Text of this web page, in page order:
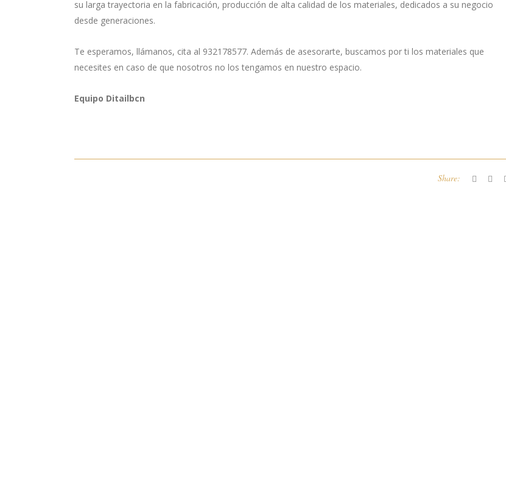
su larga trayectoria en la fabricación, producción de alta calidad de los materiales, dedicados a su negocio
desde generaciones.
Te esperamos, llámanos, cita al 932178577. Además de asesorarte, buscamos por ti los materiales que
necesites en caso de que nosotros no los tengamos en nuestro espacio.
Equipo Ditailbcn
Share: